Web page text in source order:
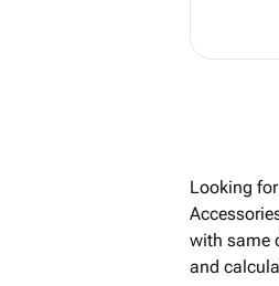
Looking
with same
and